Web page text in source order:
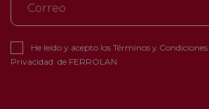
He leído y acepto los Términos y Condiciones
Privacidad de FERROLAN